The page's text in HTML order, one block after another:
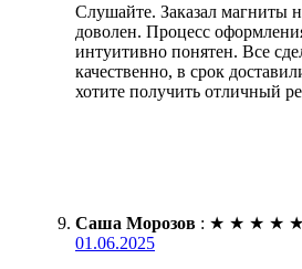
Слушайте. Заказал магниты
доволен. Процесс
интуитивно понятен. Все
качественно, в срок
хотите получить отличный
Саша Морозов : ★ ★ ★ ★ ★
01.06.2025